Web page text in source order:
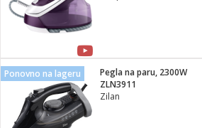
Ponovno na lageru
Pegla na paru, 2300W
ZLN3911
Zilan